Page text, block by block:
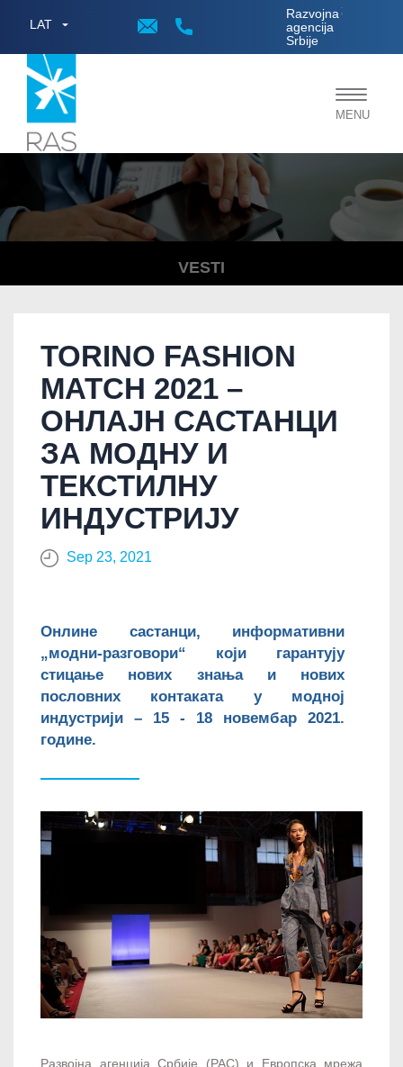
LAT
Razvojna
agencija
Srbije
;
Toggle
MENU
VESTI
TORINO FASHION
MATCH 2021 –
ОНЛАЈН САСТАНЦИ
ЗА МОДНУ И
ТЕКСТИЛНУ
ИНДУСТРИЈУ
Sep 23, 2021
Онлине састанци, информативни
„модни-разговори“ који гарантују
стицање нових знања и нових
пословних контаката у модној
индустрији – 15 - 18 новембар 2021.
године.
Развојна агенција Србије (РАС) и Европска мрежа